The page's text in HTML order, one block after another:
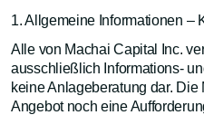
1. Allgemeine Informationen –
Alle von Machai Capital Inc.
ausschließlich Informations-
keine Anlageberatung dar.
Angebot noch eine